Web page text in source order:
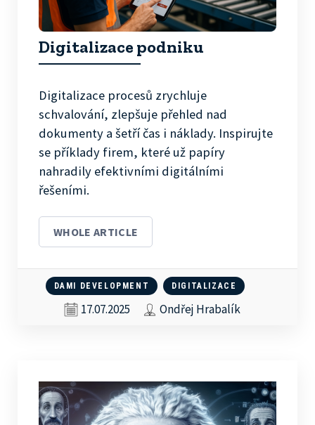
Digitalizace podniku
Digitalizace procesů zrychluje
schvalování, zlepšuje přehled nad
dokumenty a šetří čas i náklady. Inspirujte
se příklady firem, které už papíry
nahradily efektivními digitálními
řešeními.
WHOLE ARTICLE
DAMI DEVELOPMENT DIGITALIZACE
17.07.2025 Ondřej Hrabalík